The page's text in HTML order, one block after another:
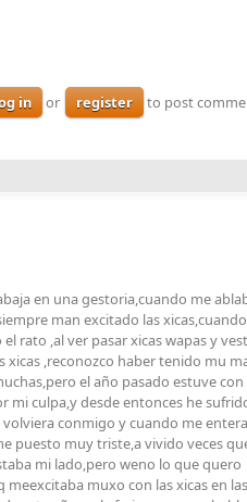
in or register to post
en una gestoria,cuando me
man excitado las xicas,cuando
rato ,al ver pasar xicas wapas y
xicas ,reconozco haber tenido mu
el año pasado estuve con
mi culpa,y desde entonces he
conmigo y cuando me
puesto muy triste,a vivido veces
mi lado,pero weno lo que quero
muxo con las xicas en las